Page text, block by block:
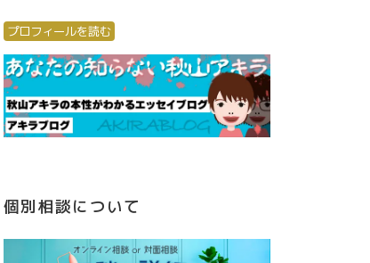
プロフィールを読む
個別相談について